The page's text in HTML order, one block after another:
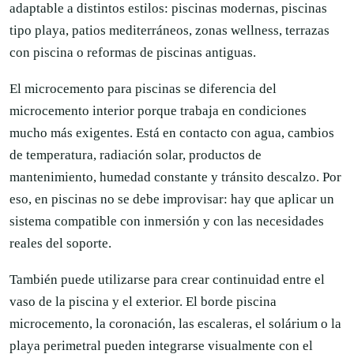
adaptable a distintos estilos: piscinas modernas, piscinas
tipo playa, patios mediterráneos, zonas wellness, terrazas
con piscina o reformas de piscinas antiguas.
El microcemento para piscinas se diferencia del
microcemento interior porque trabaja en condiciones
mucho más exigentes. Está en contacto con agua, cambios
de temperatura, radiación solar, productos de
mantenimiento, humedad constante y tránsito descalzo. Por
eso, en piscinas no se debe improvisar: hay que aplicar un
sistema compatible con inmersión y con las necesidades
reales del soporte.
También puede utilizarse para crear continuidad entre el
vaso de la piscina y el exterior. El borde piscina
microcemento, la coronación, las escaleras, el solárium o la
playa perimetral pueden integrarse visualmente con el